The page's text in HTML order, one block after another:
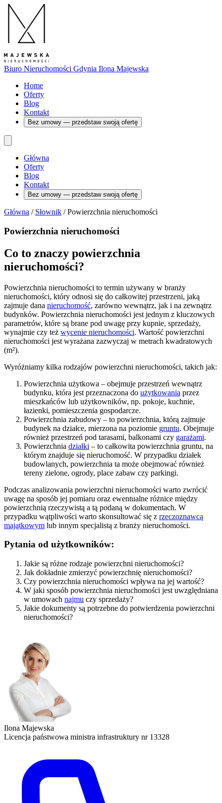
Biuro Nieruchomości Gdynia Ilona Majewska
Home
Oferty
Blog
Kontakt
Bez umowy — przedstaw swoją ofertę
Główna
Oferty
Blog
Kontakt
Bez umowy — przedstaw swoją ofertę
Główna / Słownik / Powierzchnia nieruchomości
Powierzchnia nieruchomości
Co to znaczy powierzchnia
nieruchomości?
Powierzchnia nieruchomości to termin używany w branży
nieruchomości, który odnosi się do całkowitej przestrzeni, jaką
zajmuje dana nieruchomość, zarówno wewnątrz, jak i na zewnątrz
budynków. Powierzchnia nieruchomości jest jednym z kluczowych
parametrów, które są brane pod uwagę przy kupnie, sprzedaży,
wynajmie czy też wycenie nieruchomości. Wartość powierzchni
nieruchomości jest wyrażana zazwyczaj w metrach kwadratowych
(m²).
Wyróżniamy kilka rodzajów powierzchni nieruchomości, takich jak:
Powierzchnia użytkowa – obejmuje przestrzeń wewnątrz
budynku, która jest przeznaczona do użytkowania przez
mieszkańców lub użytkowników, np. pokoje, kuchnie,
łazienki, pomieszczenia gospodarcze.
Powierzchnia zabudowy – to powierzchnia, którą zajmuje
budynek na działce, mierzona na poziomie gruntu. Obejmuje
również przestrzeń pod tarasami, balkonami czy garażami.
Powierzchnia działki – to całkowita powierzchnia gruntu, na
którym znajduje się nieruchomość. W przypadku działek
budowlanych, powierzchnia ta może obejmować również
tereny zielone, ogrody, place zabaw czy parkingi.
Podczas analizowania powierzchni nieruchomości warto zwrócić
uwagę na sposób jej pomiaru oraz ewentualne różnice między
powierzchnią rzeczywistą a tą podaną w dokumentach. W
przypadku wątpliwości warto skonsultować się z rzeczoznawcą
majątkowym lub innym specjalistą z branży nieruchomości.
Pytania od użytkowników:
Jakie są różne rodzaje powierzchni nieruchomości?
Jak dokładnie zmierzyć powierzchnię nieruchomości?
Czy powierzchnia nieruchomości wpływa na jej wartość?
W jaki sposób powierzchnia nieruchomości jest uwzględniana
w umowach najmu czy sprzedaży?
Jakie dokumenty są potrzebne do potwierdzenia powierzchni
nieruchomości?
Ilona Majewska
Licencja państwowa ministra infrastruktury nr 13328